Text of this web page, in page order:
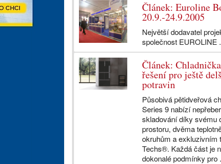
Článek: Euroline
20.9.-24.9.2005
Největší dodavatel
společnost EUROLINE
Článek:
řešení pro ještě
potravin
Působivá pětidveřová
Series 9 nabízí
skladování díky svému
prostoru, dvěma
okruhům a exkluzivním
Techs®. Každá část je
dokonalé podmínky pro